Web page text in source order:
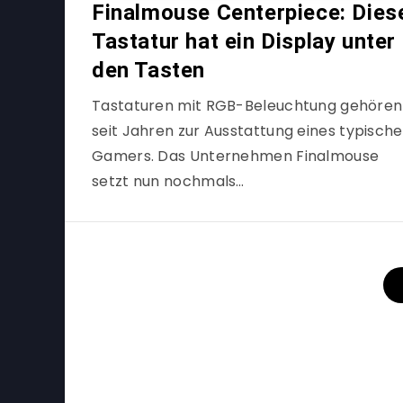
Finalmouse Centerpiece:
Tastatur hat ein Display unter
den Tasten
Tastaturen mit RGB-Beleuchtung gehören
seit Jahren zur Ausstattung eines
Gamers. Das Unternehmen Finalmouse
setzt nun nochmals…